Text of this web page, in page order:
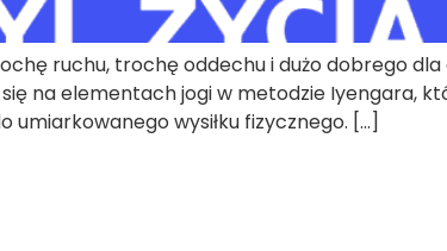
ruchu, trochę oddechu i dużo dobrego dla
na elementach jogi w metodzie Iyengara,
umiarkowanego wysiłku fizycznego. […]